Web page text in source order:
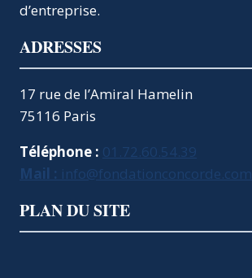
d’entreprise.
ADRESSES
17 rue de l’Amiral Hamelin
75116 Paris
Téléphone : 01.72.60.54.39
Mail : info@fondationconcorde.com
PLAN DU SITE